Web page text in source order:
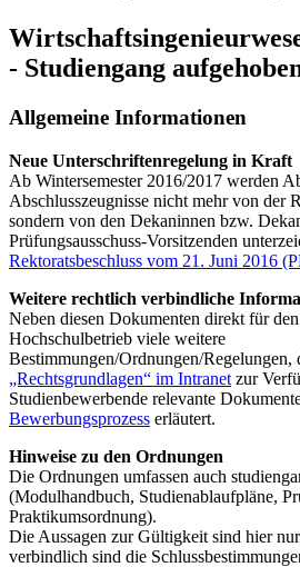
- Studiengang
Allgemeine Informationen
Neue Unterschriftenregelung in Kraft
Ab Wintersemester 2016/2017 werden
Abschlusszeugnisse nicht mehr von der
sondern von den Dekaninnen bzw.
Prüfungsausschuss-Vorsitzenden
Rektoratsbeschluss vom 21. Juni 2016
Weitere rechtlich verbindliche
Neben diesen Dokumenten direkt für
Hochschulbetrieb viele weitere
Bestimmungen/Ordnungen/Regelungen,
„Rechtsgrundlagen“ im Intranet zur
Studienbewerbende relevante
Bewerbungsprozess erläutert.
Hinweise zu den Ordnungen
Die Ordnungen umfassen auch
(Modulhandbuch, Studienablaufpläne,
Praktikumsordnung).
Die Aussagen zur Gültigkeit sind hier
verbindlich sind die